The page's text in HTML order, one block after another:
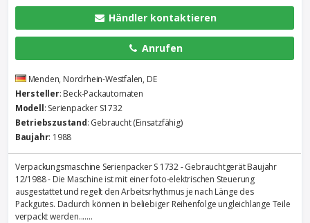
Händler kontaktieren
Anrufen
Menden, Nordrhein-Westfalen, DE
Hersteller: Beck-Packautomaten
Modell: Serienpacker S1732
Betriebszustand: Gebraucht (Einsatzfähig)
Baujahr: 1988
Verpackungsmaschine Serienpacker S 1732 - Gebrauchtgerät Baujahr
12/1988 - Die Maschine ist mit einer foto-elektrischen Steuerung
ausgestattet und regelt den Arbeitsrhythmus je nach Länge des
Packgutes. Dadurch können in beliebiger Reihenfolge ungleichlange Teile
verpackt werden.......